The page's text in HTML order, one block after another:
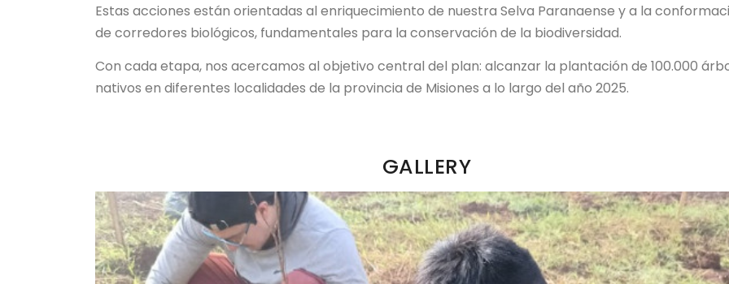
Estas acciones están orientadas al enriquecimiento de nuestra Selva Paranaense y a la
de corredores biológicos, fundamentales para la conservación de la biodiversidad.
Con cada etapa, nos acercamos al objetivo central del plan: alcanzar la plantación de 100.000
nativos en diferentes localidades de la provincia de Misiones a lo largo del año 2025.
GALLERY